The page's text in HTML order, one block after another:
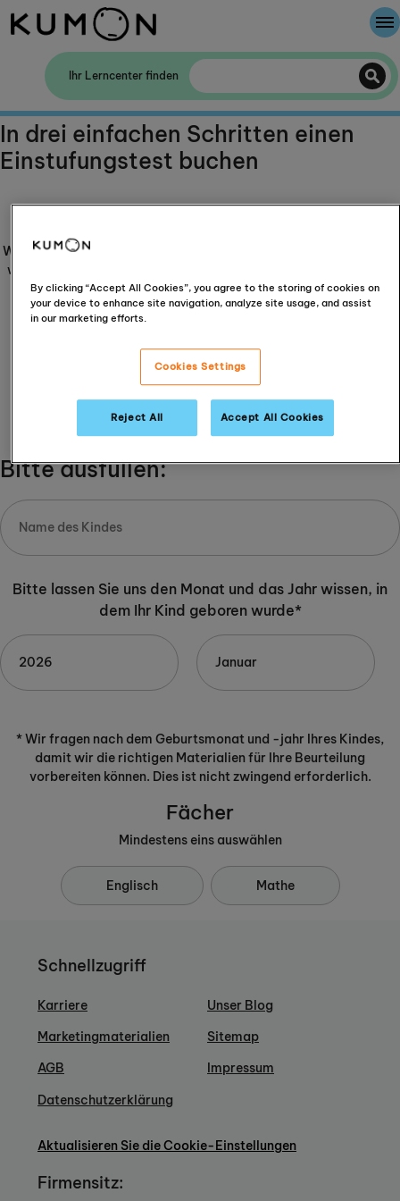
Ihr Lerncenter finden
In drei einfachen Schritten einen
Einstufungstest buchen
Wir benötigen einige Details darüber, wer zum Termin kommt und
wie wir helfen können. Bitte beachten Sie, dass Kumon Europe &
Africa Ltd Ihre persönlichen Daten gemäß unserer
Datenschutzrichtliniesammelt.
vereinbaren?
- +
Bitte ausfüllen:
Bitte lassen Sie uns den Monat und das Jahr wissen, in
dem Ihr Kind geboren wurde*
* Wir fragen nach dem Geburtsmonat und -jahr Ihres Kindes,
damit wir die richtigen Materialien für Ihre Beurteilung
vorbereiten können. Dies ist nicht zwingend erforderlich.
Fächer
Mindestens eins auswählen
Englisch Mathe
Schnellzugriff
Karriere
Marketingmaterialien
AGB
Datenschutzerklärung
Unser Blog
Sitemap
Impressum
Aktualisieren Sie die Cookie-Einstellungen
Firmensitz:
Willkommen bei Kumon
Die Kumon-Methode
Die Geschichte von Kumon
By clicking “Accept All Cookies”, you agree to the storing of cookies on
your device to enhance site navigation, analyze site usage, and assist
in our marketing efforts.
Cookies Settings
Reject All Accept All Cookies